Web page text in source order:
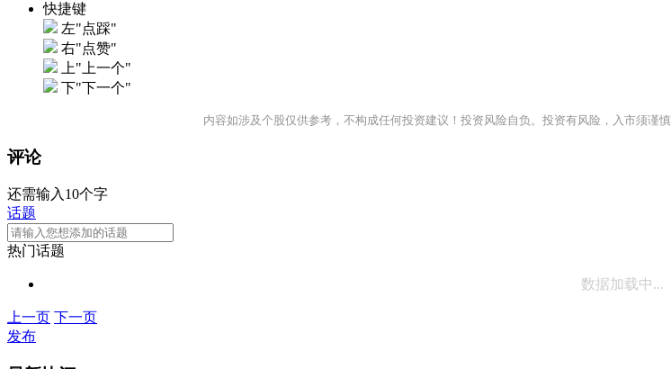
快捷键
左"点踩"
右"点赞"
上"上一个"
下"下一个"
内容如涉及个股仅供参考，不构成任何投资建议！投资风险自负。投资有风险，入市须谨慎
评论
还需输入10个字
话题
热门话题
数据加载中...
上一页 下一页
发布